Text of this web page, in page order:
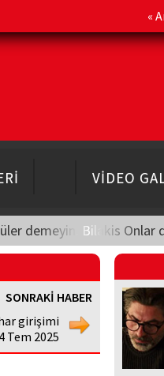
«
VİDEO
demeyin. Bilakis Onlar
SONRAKİ HABER
girişimi
Tem 2025